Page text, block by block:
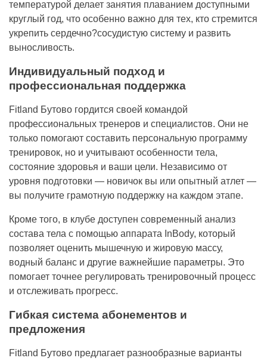
температурой делает занятия плаванием доступными
круглый год, что особенно важно для тех, кто стремится
укрепить сердечно?сосудистую систему и развить
выносливость.
Индивидуальный подход и
профессиональная поддержка
Fitland Бутово гордится своей командой
профессиональных тренеров и специалистов. Они не
только помогают составить персональную программу
тренировок, но и учитывают особенности тела,
состояние здоровья и ваши цели. Независимо от
уровня подготовки — новичок вы или опытный атлет —
вы получите грамотную поддержку на каждом этапе.
Кроме того, в клубе доступен современный анализ
состава тела с помощью аппарата InBody, который
позволяет оценить мышечную и жировую массу,
водный баланс и другие важнейшие параметры. Это
помогает точнее регулировать тренировочный процесс
и отслеживать прогресс.
Гибкая система абонементов и
предложения
Fitland Бутово предлагает разнообразные варианты